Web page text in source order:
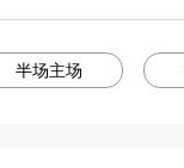
半场主场